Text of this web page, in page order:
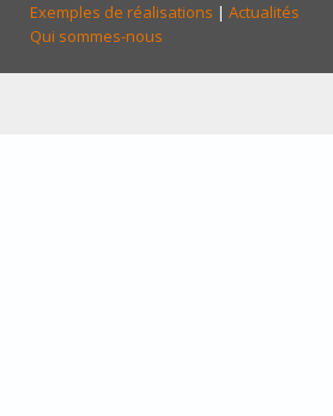
Exemples de réalisations | Actualités
Qui sommes-nous